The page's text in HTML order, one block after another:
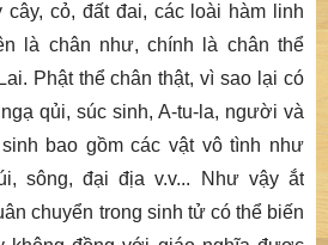
cây, cỏ, đất đai, các loài hàm linh
là chân như, chính là chân thể
Phật thể chân thật, vì sao lại có
qủi, súc sinh, A-tu-la, người và
bao gồm các vật vô tình như
sông, đại địa v.v... Như vậy ắt
chuyển trong sinh tử có thể biến